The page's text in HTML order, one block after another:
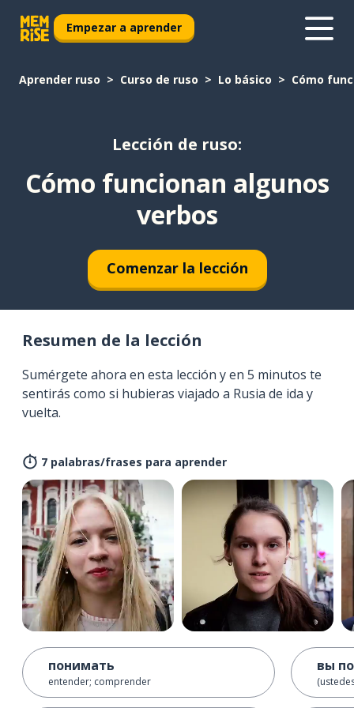
Empezar a aprender
Aprender ruso Curso de ruso Lo básico Cómo
Lección de ruso:
Cómo funcionan algunos
verbos
Comenzar la lección
Resumen de la lección
Sumérgete ahora en esta lección y en 5 minutos te
sentirás como si hubieras viajado a Rusia de ida y
vuelta.
7 palabras/frases para aprender
понимать
entender; comprender
вы